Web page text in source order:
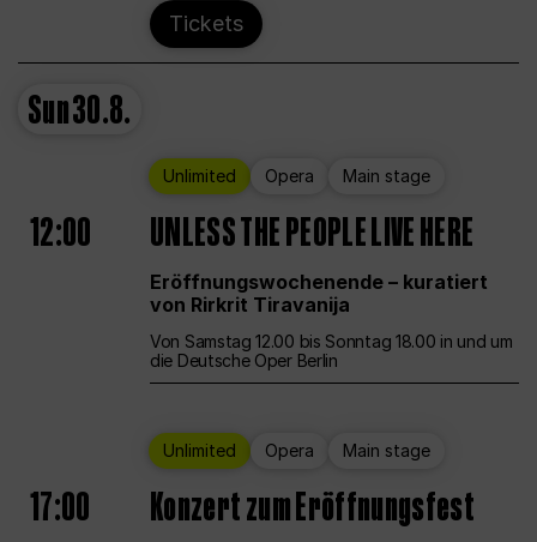
Tickets
Sun30.8.
Unlimited Opera Main stage
12:00 UNLESS THE PEOPLE LIVE HERE
Eröffnungswochenende – kuratiert
von Rirkrit Tiravanija
Von Samstag 12.00 bis Sonntag 18.00 in und um
die Deutsche Oper Berlin
Unlimited Opera Main stage
17:00 Konzert zum Eröffnungsfest